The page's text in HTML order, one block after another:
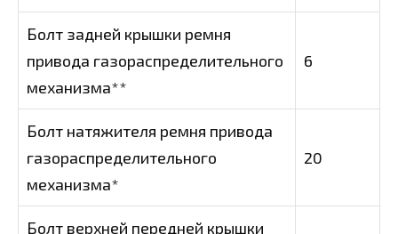
Болт задней крышки ремня
привода газораспределительного
механизма**
6
Болт натяжителя ремня привода
газораспределительного
механизма*
20
Болт верхней передней крышки